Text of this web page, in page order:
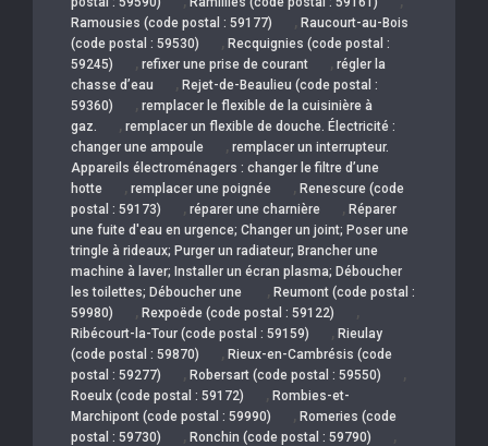
Ramousies (code postal : 59177) , Raucourt-au-Bois
(code postal : 59530)
, Recquignies (code postal :
59245)
, refixer une prise de courant , régler la
chasse d’eau
, Rejet-de-Beaulieu (code postal :
59360)
, remplacer le flexible de la cuisinière à
gaz.
, remplacer un flexible de douche. Électricité :
changer une ampoule
, remplacer un interrupteur.
Appareils électroménagers : changer le filtre d’une
hotte
, remplacer une poignée , Renescure (code
postal : 59173)
, réparer une charnière , Réparer
une fuite d'eau en urgence; Changer un joint; Poser une
tringle à rideaux; Purger un radiateur; Brancher une
machine à laver; Installer un écran plasma; Déboucher
les toilettes; Déboucher une
, Reumont (code postal :
59980)
, Rexpoëde (code postal : 59122) ,
Ribécourt-la-Tour (code postal : 59159) , Rieulay
(code postal : 59870)
, Rieux-en-Cambrésis (code
postal : 59277)
, Robersart (code postal : 59550) ,
Roeulx (code postal : 59172) , Rombies-et-
Marchipont (code postal : 59990)
, Romeries (code
postal : 59730)
, Ronchin (code postal : 59790) ,